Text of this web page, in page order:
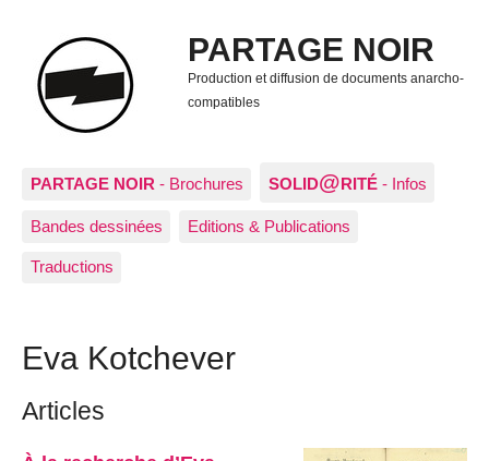
PARTAGE NOIR
Production et diffusion de documents anarcho-
compatibles
PARTAGE NOIR - Brochures SOLID@RITÉ - Infos
Bandes dessinées Editions & Publications
Traductions
Eva Kotchever
Articles